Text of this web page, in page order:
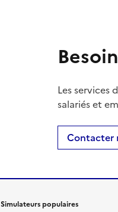
Les
salariés et
Contacter
Simulateurs populaires